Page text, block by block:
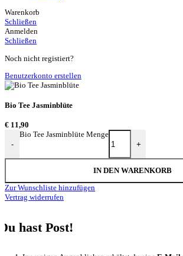
Warenkorb
Schließen
Anmelden
Schließen
Noch nicht registiert?
Benutzerkonto erstellen
Bio Tee Jasminblüte
€ 11,90
-
Bio Tee Jasminblüte Menge
+
IN DEN WARENKORB
Zur Wunschliste hinzufügen
Vertrag widerrufen
hast Post!